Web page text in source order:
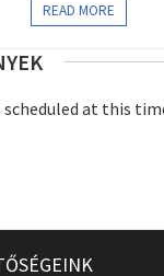
READ MORE
scheduled at this